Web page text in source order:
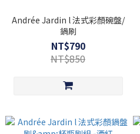
Andrée Jardin l 法式彩顏碗盤/
鍋刷
NT$790
NT$850